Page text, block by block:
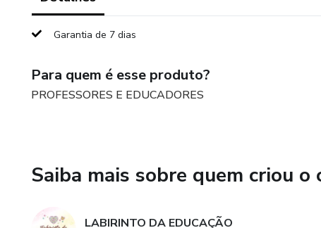
✔️ AÇÕES
✔️ ATIVIDADES DIÁRIA
Garantia de 7 dias
Para quem é esse produto?
PROFESSORES E EDUCADORES
Saiba mais sobre quem criou o
LABIRINTO DA EDUCAÇÃO